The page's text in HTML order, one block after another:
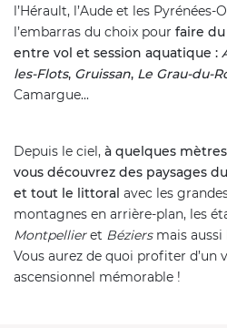
l’Hérault, l’Aude et les
l’embarras du choix pour faire
entre vol et session aquatique :
les-Flots, Gruissan, Le Grau-du-
Camargue...
Depuis le ciel, à quelques
vous découvrez des paysages
et tout le littoral avec les
montagnes en arrière-plan, les
Montpellieret Béziersmais aussi
Vous aurez de quoi profiter d’un
ascensionnel mémorable !